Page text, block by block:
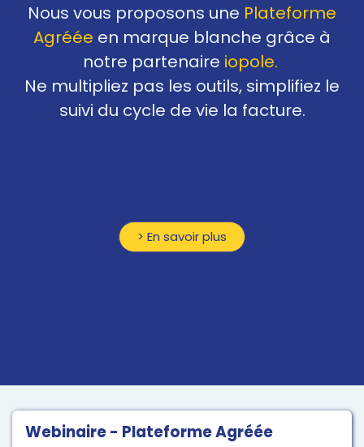
Nous vous proposons une Plateforme
Agréée en marque blanche grâce à
notre partenaire iopole.
Ne multipliez pas les outils, simplifiez le
suivi du cycle de vie la facture.
> En savoir plus
Webinaire - Plateforme Agréée